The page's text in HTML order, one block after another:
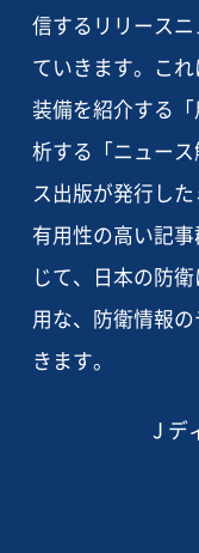
信するリリース
ていきます。こ
装備を紹介する
析する「ニュー
ス出版が発行し
有用性の高い記
じて、日本の防
用な、防衛情報
きます。
J デ